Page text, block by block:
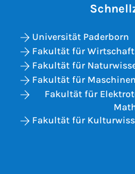
Universität Paderborn
Fakultät für
Fakultät für
Fakultät für
Fakultät für
Fakultät für